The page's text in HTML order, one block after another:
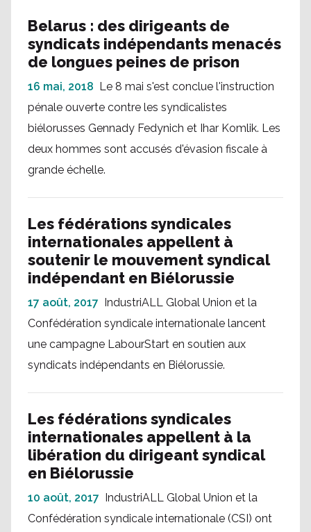
Belarus : des dirigeants de
syndicats indépendants menacés
de longues peines de prison
16 mai, 2018 Le 8 mai s'est conclue l'instruction
pénale ouverte contre les syndicalistes
biélorusses Gennady Fedynich et Ihar Komlik. Les
deux hommes sont accusés d'évasion fiscale à
grande échelle.
Les fédérations syndicales
internationales appellent à
soutenir le mouvement syndical
indépendant en Biélorussie
17 août, 2017 IndustriALL Global Union et la
Confédération syndicale internationale lancent
une campagne LabourStart en soutien aux
syndicats indépendants en Biélorussie.
Les fédérations syndicales
internationales appellent à la
libération du dirigeant syndical
en Biélorussie
10 août, 2017 IndustriALL Global Union et la
Confédération syndicale internationale (CSI) ont